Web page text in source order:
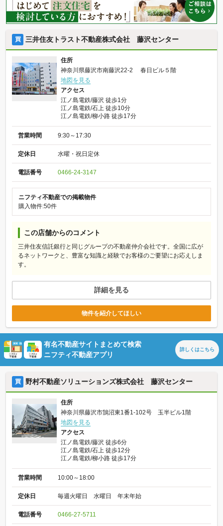
買 三井住友トラスト不動産株式会社 藤沢センター
住所
神奈川県藤沢市南藤沢22-2 春日ビル５階
地図を見る
アクセス
江ノ島電鉄/藤沢 徒歩1分
江ノ島電鉄/石上 徒歩10分
江ノ島電鉄/柳小路 徒歩17分
営業時間 9:30～17:30
定休日 水曜・祝日定休
電話番号 0466-24-3147
ニフティ不動産での掲載物件
購入物件:50件
この店舗からのコメント
三井住友信託銀行と同じグループの不動産仲介会社です。全国に広が
るネットワークと、豊富な知識と経験でお客様のご要望にお応えしま
す。
詳細を見る
物件を紹介してほしい
有名不動産サイトまとめて検索
ニフティ不動産アプリ
詳しくはこちら
買 野村不動産ソリューションズ株式会社 藤沢センター
住所
神奈川県藤沢市鵠沼東1番1-102号 玉半ビル1階
地図を見る
アクセス
江ノ島電鉄/藤沢 徒歩6分
江ノ島電鉄/石上 徒歩12分
江ノ島電鉄/柳小路 徒歩17分
営業時間 10:00～18:00
定休日 毎週火曜日 水曜日 年末年始
電話番号 0466-27-5711